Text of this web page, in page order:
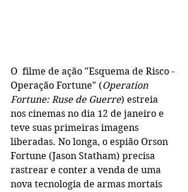
O  filme de ação "Esquema de Risco -
Operação Fortune" (Operation
Fortune: Ruse de Guerre) estreia
nos cinemas no dia 12 de janeiro e
teve suas primeiras imagens
liberadas. No longa, o espião Orson
Fortune (Jason Statham) precisa
rastrear e conter a venda de uma
nova tecnologia de armas mortais